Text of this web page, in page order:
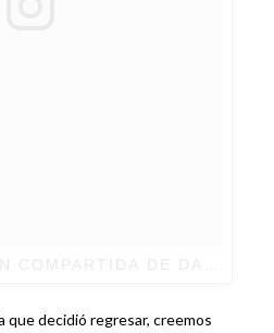
que decidió regresar, creemos